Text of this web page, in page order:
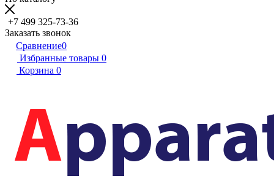
+7 499 325-73-36
Заказать звонок
Сравнение0
Избранные товары 0
Корзина 0